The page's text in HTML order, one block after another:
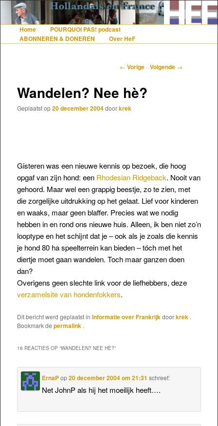
De gezelligste website voor Nederlanders die iets met Frankrijk hebben
HoofdmenuSpring naar de primaire inhoud
Spring naar de secundaire inhoud
Home
POURQUOI PAS! podcast
ABONNEREN & DONEREN
Over HeF
Berichtnavigatie
← Vorige Volgende →
Wandelen? Nee hè?
Geplaatst op20 december 2004doorkrek
Gisteren was een nieuwe kennis op bezoek, die hoog
opgaf van zijn hond: een Rhodesian Ridgeback. Nooit van
gehoord. Maar wel een grappig beestje, zo te zien, met
die zorgelijke uitdrukking op het gelaat. Lief voor kinderen
en waaks, maar geen blaffer. Precies wat we nodig
hebben in en rond ons nieuwe huis. Alleen, ik ben niet zo’n
looptype en het schijnt dat je – ook als je zoals die kennis
je hond 80 ha speelterrein kan bieden – tóch met het
diertje moet gaan wandelen. Toch maar ganzen doen
dan?
Overigens geen slechte link voor de liefhebbers, deze
verzamelsite van hondenfokkers.
Dit bericht werd geplaatst in Informatie over Frankrijkdoorkrek .
Bookmark de permalink .
16 REACTIES OP “WANDELEN? NEE HÈ?”
ErnaPop20 december 2004 om 21:31 schreef:
Net JohnP als hij het moeilijk heeft….